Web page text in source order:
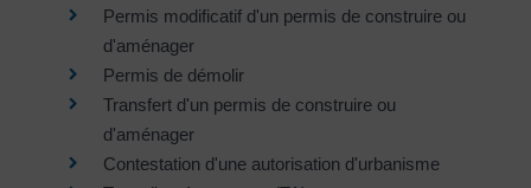
Permis modificatif d'un permis de construire ou
d'aménager
Permis de démolir
Transfert d'un permis de construire ou
d'aménager
Contestation d'une autorisation d'urbanisme